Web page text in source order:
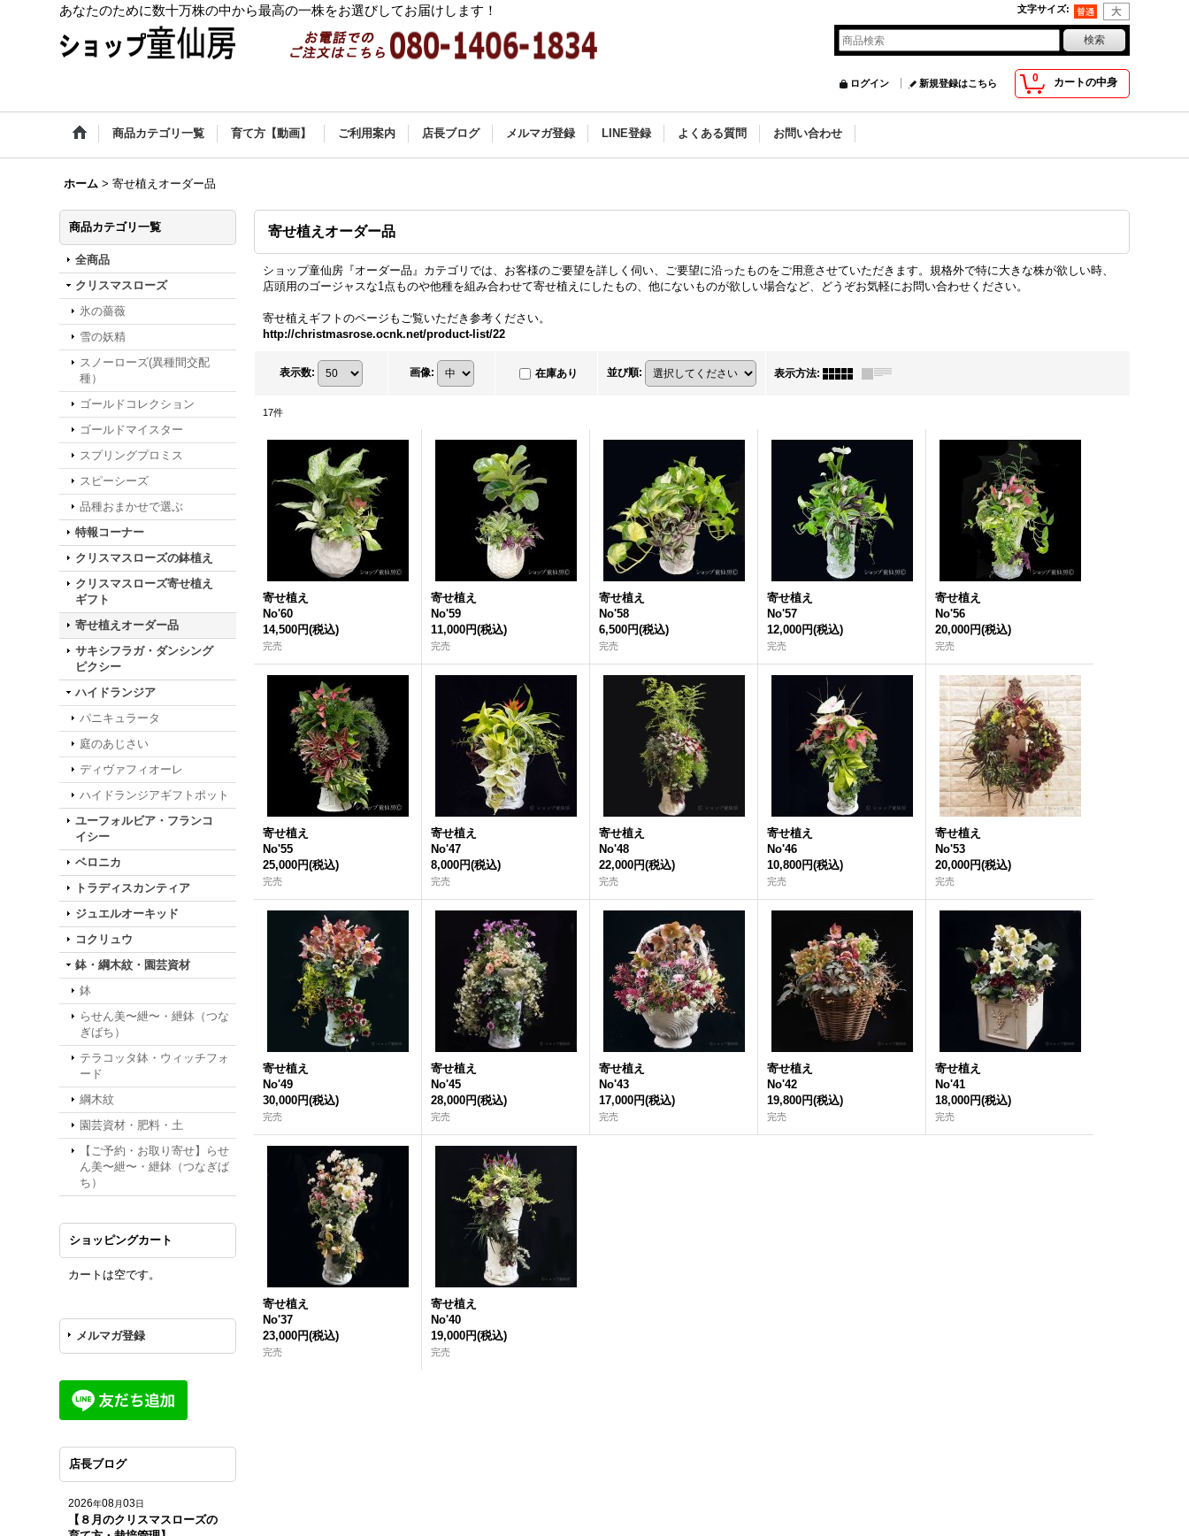
あなたのために数十万株の中から最高の一株をお選びしてお届けします！ 文字サイズ:
0 カートの中身
ログイン 新規登録はこちら
商品カテゴリ一覧 育て方【動画】 ご利用案内 店長ブログ メルマガ登録 LINE登録 よくある質問 お問い合わせ
ホーム > 寄せ植えオーダー品
商品カテゴリ一覧
全商品
クリスマスローズ
氷の薔薇
雪の妖精
スノーローズ(異種間交配
種）
ゴールドコレクション
ゴールドマイスター
スプリングプロミス
スピーシーズ
品種おまかせで選ぶ
特報コーナー
クリスマスローズの鉢植え
クリスマスローズ寄せ植え
ギフト
寄せ植えオーダー品
サキシフラガ・ダンシング
ピクシー
ハイドランジア
パニキュラータ
庭のあじさい
ディヴァフィオーレ
ハイドランジアギフトポット
ユーフォルビア・フランコ
イシー
ベロニカ
トラディスカンティア
ジュエルオーキッド
コクリュウ
鉢・綱木紋・園芸資材
鉢
らせん美〜紲〜・紲鉢（つな
ぎばち）
テラコッタ鉢・ウィッチフォ
ード
綱木紋
園芸資材・肥料・土
【ご予約・お取り寄せ】らせ
ん美〜紲〜・紲鉢（つなぎば
ち）
ショッピングカート
カートは空です。
メルマガ登録
店長ブログ
2026年08月03日
【８月のクリスマスローズの
寄せ植えオーダー品
ショップ童仙房『オーダー品』カテゴリでは、お客様のご要望を詳しく伺い、ご要望に沿ったものをご用意させていただきます。規格外で特に大きな株が欲しい時、
店頭用のゴージャスな1点ものや他種を組み合わせて寄せ植えにしたもの、他にないものが欲しい場合など、どうぞお気軽にお問い合わせください。
寄せ植えギフトのページもご覧いただき参考ください。
http://christmasrose.ocnk.net/product-list/22
表示数: 画像: 在庫あり 並び順: 表示方法:
17件
寄せ植え
No'60
14,500円(税込)
完売
寄せ植え
No'59
11,000円(税込)
完売
寄せ植え
No'58
6,500円(税込)
完売
寄せ植え
No'57
12,000円(税込)
完売
寄せ植え
No'56
20,000円(税込)
完売
寄せ植え
No'55
25,000円(税込)
完売
寄せ植え
No'47
8,000円(税込)
完売
寄せ植え
No'48
22,000円(税込)
完売
寄せ植え
No'46
10,800円(税込)
完売
寄せ植え
No'53
20,000円(税込)
完売
寄せ植え
No'49
30,000円(税込)
完売
寄せ植え
No'45
28,000円(税込)
完売
寄せ植え
No'43
17,000円(税込)
完売
寄せ植え
No'42
19,800円(税込)
完売
寄せ植え
No'41
18,000円(税込)
完売
寄せ植え
No'37
23,000円(税込)
完売
寄せ植え
No'40
19,000円(税込)
完売